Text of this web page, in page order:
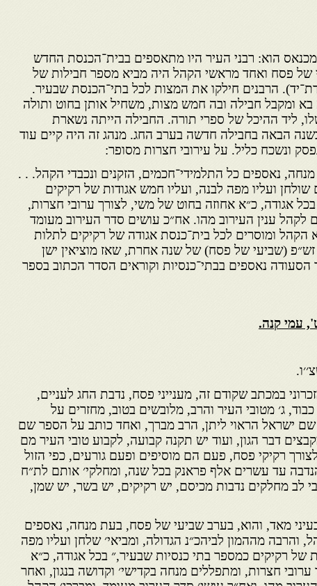
הוא: רבני העיר היו מתאספים בבית־הכנסת החדש
של פסח ואחד מראשי הקהל היה מביא מספר חבילות של
הרבנים חילקו את המצות לכל בתי־הכנסת שבעיר.
ומקבל חבילה ובה חמש מצות, משחיל אותן בחוט ותולה
ליד ההיכל של ספרי תורה. החבילה הייתה נשארת
הבאה בחבילה חדשה בערב החג. מנהג זה היה קיים עוד
ונשכח כליל. על עירובי חצרות מסופר:
נאספים כל התלמידי־חכמים, הזקנים ונכבדי הקהל. . .
ועליו מפה לבנה, ועליו חמש אגודות של רקיקים
אגודה, כ״א אחוזה בחוט של משי, לצורך ערובי חצרות,
לקהל ענין העירוב מהו. אח״כ עושים סדר העירוב מעומד
ומוסרים לכל בית־כנסת אגודה של רקיקים לתלות
(שביעי של פסח) של שנה אחרת, שאז מוציאין ישן
הסעודה נאספים בבתי־כנסיות וקוראים הסדר הכתוב בספר
עמי קנה.
במכתב שקודם זה, מענייני פסח, נדבת החג לעניים,
ג׳ מטובי העיר והרב, מלובשים בטוב, מחזרים על
שם ישראל הראוי ליתן, הרב מברך, ואחד כותב על הספר שם
דבר הגון, ועוד יש תקנה קבועה, לקבוע טובי העיר מם
רקיקי פסח, פעם הם מוסיפים ופעם גורעים, כפי הזול
עד עשרים אלף פראנק בכל שנה, ומחלקי׳ אותם לת״ח
לב מחלקים נדבות מכיסם, יש רקיקים, יש בשר, יש שמן,
מאד, והוא, בערב שביעי של פסח, בעת מנחה, נאספים
והרבה מההמון לביהכ״נ הגדולה, ומביאי׳ שלחן ועליו מפה
של רקיקים כמספר בתי כנסיות שבעיר,״ בכל אגודה, כ״א
חצרות, ומתפללים מנחה בקדישי׳ וקדושה בנגון, ואחר